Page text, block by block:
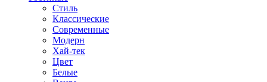
Стиль
Классические
Современные
Модерн
Хай-тек
Цвет
Белые